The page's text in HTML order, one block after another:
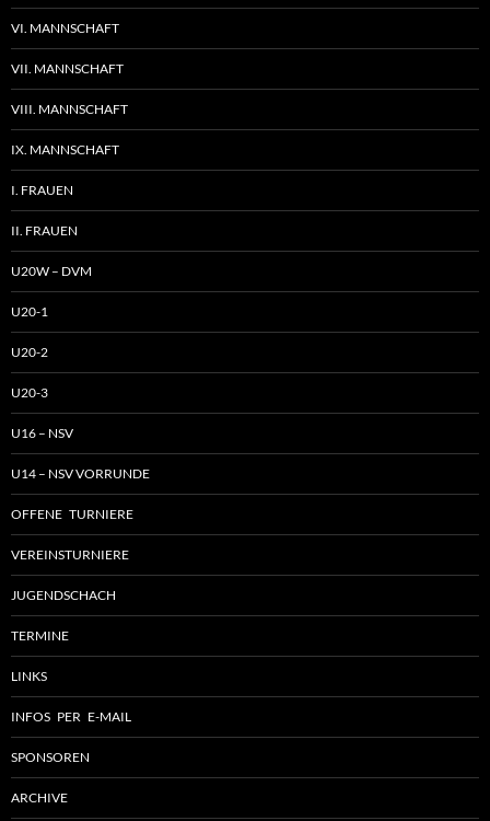
VI. MANNSCHAFT
VII. MANNSCHAFT
VIII. MANNSCHAFT
IX. MANNSCHAFT
I. FRAUEN
II. FRAUEN
U20W – DVM
U20-1
U20-2
U20-3
U16 – NSV
U14 – NSV VORRUNDE
OFFENE TURNIERE
VEREINSTURNIERE
JUGENDSCHACH
TERMINE
LINKS
INFOS PER E-MAIL
SPONSOREN
ARCHIVE